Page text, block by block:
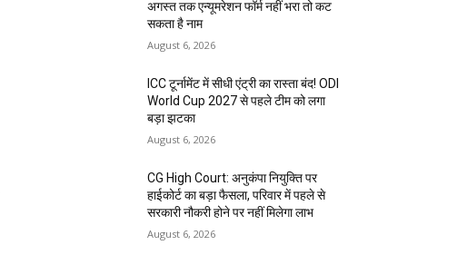
अगस्त तक एन्यूमरेशन फॉर्म नहीं भरा तो कट
सकता है नाम
August 6, 2026
ICC टूर्नामेंट में सीधी एंट्री का रास्ता बंद! ODI
World Cup 2027 से पहले टीम को लगा
बड़ा झटका
August 6, 2026
CG High Court: अनुकंपा नियुक्ति पर
हाईकोर्ट का बड़ा फैसला, परिवार में पहले से
सरकारी नौकरी होने पर नहीं मिलेगा लाभ
August 6, 2026